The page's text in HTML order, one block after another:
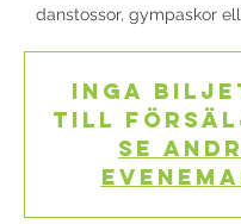
danstossor, gympaskor
Inga
till
Se